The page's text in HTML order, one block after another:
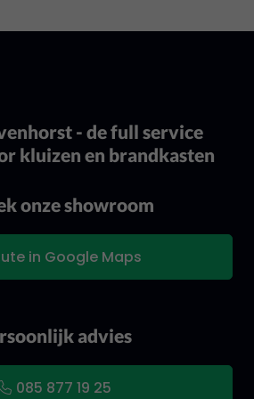
- de full service
kluizen en brandkasten
onze showroom
in Google Maps
advies
085 877 19 25